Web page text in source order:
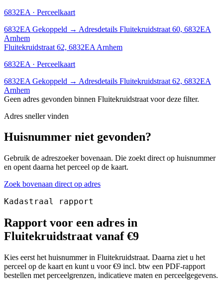
6832EA · Perceelkaart
6832EA Gekoppeld → Adresdetails Fluitekruidstraat 60, 6832EA
Arnhem
Fluitekruidstraat 62, 6832EA Arnhem
6832EA · Perceelkaart
6832EA Gekoppeld → Adresdetails Fluitekruidstraat 62, 6832EA
Arnhem
Geen adres gevonden binnen Fluitekruidstraat voor deze filter.
Adres sneller vinden
Huisnummer niet gevonden?
Gebruik de adreszoeker bovenaan. Die zoekt direct op huisnummer
en opent daarna het perceel op de kaart.
Zoek bovenaan direct op adres
Kadastraal rapport
Rapport voor een adres in
Fluitekruidstraat vanaf €9
Kies eerst het huisnummer in Fluitekruidstraat. Daarna ziet u het
perceel op de kaart en kunt u voor €9 incl. btw een PDF-rapport
bestellen met perceelgrenzen, indicatieve maten en perceelgegevens.